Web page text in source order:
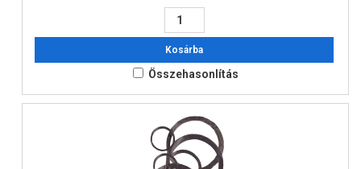
Kosárba
Összehasonlítás